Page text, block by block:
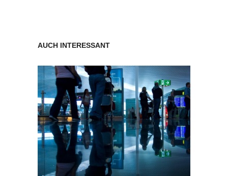
AUCH INTERESSANT